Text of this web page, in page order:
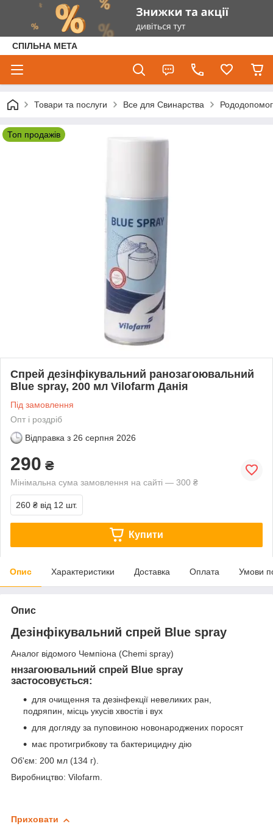
СПІЛЬНА МЕТА
Товари та послуги Все для Свинарства
Топ продажів
Спрей дезінфікувальний ранозагоювальний
Blue spray, 200 мл Vilofarm Данія
Під замовлення
Опт і роздріб
Відправка з 26 серпня 2026
290 ₴
Мінімальна сума замовлення на сайті — 300 ₴
260 ₴ від 12 шт.
Купити
Опис Характеристики Доставка Оплата Умови
Опис
Дезінфікувальний спрей Blue spray
Аналог відомого Чемпіона (Chemi spray)
ннзагоювальний спрей Blue spray
застосовується:
для очищення та дезінфекції невеликих ран,
подряпин, місць укусів хвостів і вух
для догляду за пуповиною новонароджених поросят
має протигрибкову та бактерицидну дію
Об'єм: 200 мл (134 г).
Виробництво: Vilofarm.
Приховати